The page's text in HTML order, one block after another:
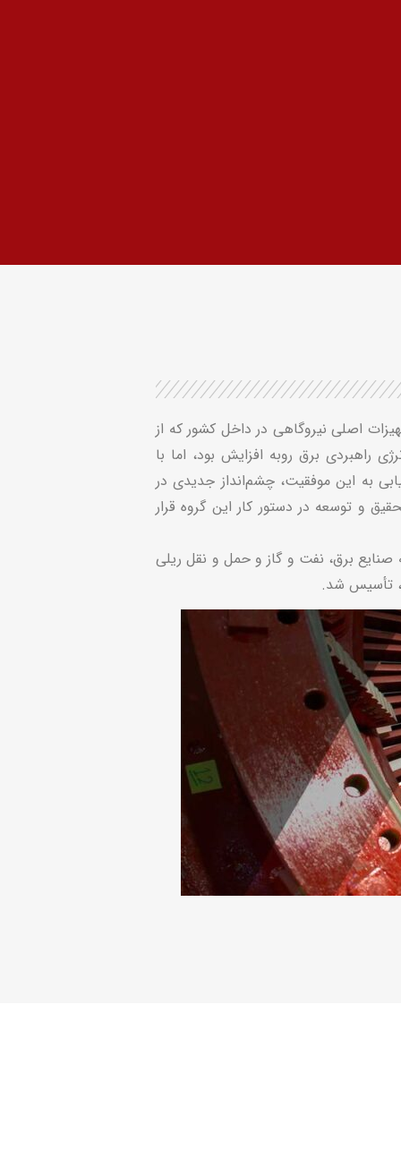
برای ساخت تجهیزات اصلی نیروگاهی در داخل کشور که از
برق روبه افزایش بود، اما با
به این موفقیت، چشم‌انداز جدیدی در
و توسعه در دستور کار این گروه قرار
گروه در زمینه صنایع برق، نفت و گاز و حمل و نقل ریلی
تأسیس شد.